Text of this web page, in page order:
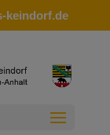
keindorf.de